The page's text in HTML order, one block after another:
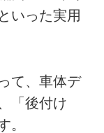
いった実用
て、車体デ
「後付け
。